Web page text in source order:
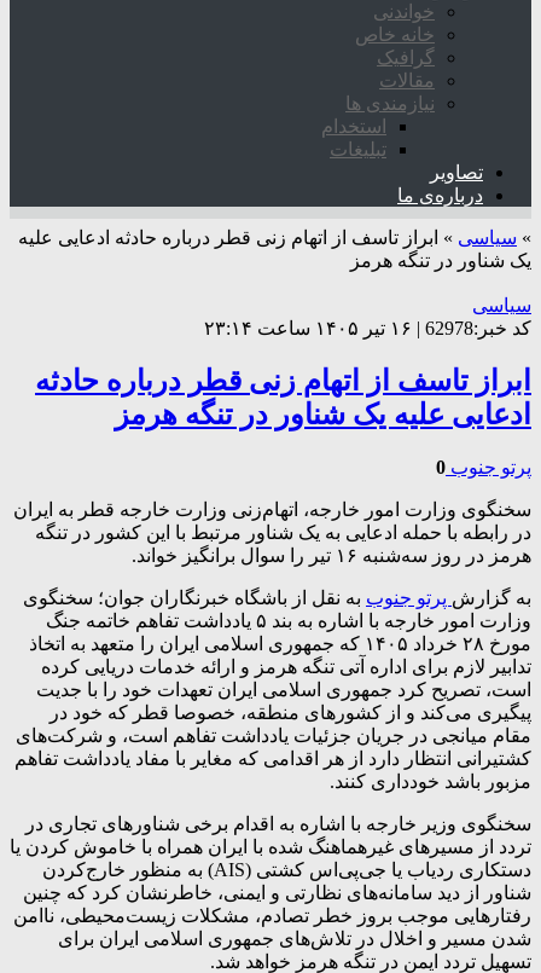
خواندنی
خانه خاص
گرافیک
مقالات
نیازمندی ها
استخدام
تبلیغات
تصاویر
درباره‌ی ما
» سیاسی » ابراز تاسف از اتهام زنی قطر درباره حادثه ادعایی علیه
یک شناور در تنگه هرمز
سیاسی
کد خبر:62978 | ۱۶ تیر ۱۴۰۵ ساعت ۲۳:۱۴
ابراز تاسف از اتهام زنی قطر درباره حادثه
ادعایی علیه یک شناور در تنگه هرمز
پرتو جنوب 0
سخنگوی وزارت امور خارجه، اتهام‌زنی وزارت خارجه قطر به ایران
در رابطه با حمله ادعایی به یک شناور مرتبط با این کشور در تنگه
هرمز در روز سه‌شنبه ۱۶ تیر را سوال برانگیز خواند.
به گزارش پرتو جنوب به نقل از باشگاه خبرنگاران جوان؛ سخنگوی
وزارت امور خارجه با اشاره به بند ۵ یادداشت تفاهم خاتمه جنگ
مورخ ۲۸ خرداد ۱۴۰۵ که جمهوری اسلامی ایران را متعهد به اتخاذ
تدابیر لازم برای اداره آتی تنگه هرمز و ارائه خدمات دریایی کرده
است، تصریح کرد جمهوری اسلامی ایران تعهدات خود را با جدیت
پیگیری می‌کند و از کشورهای منطقه، خصوصا قطر که خود در
مقام میانجی در جریان جزئیات یادداشت تفاهم است، و شرکت‌های
کشتیرانی انتظار دارد از هر اقدامی که مغایر با مفاد یادداشت تفاهم
مزبور باشد خودداری کنند.
سخنگوی وزیر خارجه با اشاره به اقدام برخی شناورهای تجاری در
تردد از مسیرهای غیرهماهنگ شده با ایران همراه با خاموش کردن یا
دستکاری ردیاب یا جی‌پی‌اس کشتی (AIS) به منظور خارج‌کردن
شناور از دید سامانه‌های نظارتی و ایمنی، خاطرنشان کرد که چنین
رفتارهایی موجب بروز خطر تصادم، مشکلات زیست‌محیطی، ناامن
شدن مسیر و اخلال در تلاش‌های جمهوری اسلامی ایران برای
تسهیل تردد ایمن در تنگه هرمز خواهد شد.